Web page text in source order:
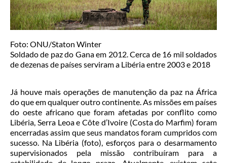
Foto: ONU/Staton Winter
Soldado de paz do Gana em 2012. Cerca de 16 mil soldados
de dezenas de países serviram a Libéria entre 2003 e 2018
Já houve mais operações de manutenção da paz na África
do que em qualquer outro continente. As missões em países
do oeste africano que foram afetadas por conflito como
Libéria, Serra Leoa e Côte d’Ivoire (Costa do Marfim) foram
encerradas assim que seus mandatos foram cumpridos com
sucesso. Na Libéria (foto), esforços para o desarmamento
supervisionados pela missão contribuíram para a